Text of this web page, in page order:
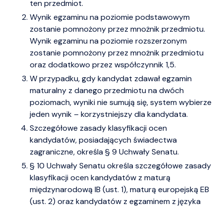
ten przedmiot.
Wynik egzaminu na poziomie podstawowym
zostanie pomnożony przez mnożnik przedmiotu.
Wynik egzaminu na poziomie rozszerzonym
zostanie pomnożony przez mnożnik przedmiotu
oraz dodatkowo przez współczynnik 1,5.
W przypadku, gdy kandydat zdawał egzamin
maturalny z danego przedmiotu na dwóch
poziomach, wyniki nie sumują się, system wybierze
jeden wynik – korzystniejszy dla kandydata.
Szczegółowe zasady klasyfikacji ocen
kandydatów, posiadających świadectwa
zagraniczne, określa § 9 Uchwały Senatu.
§ 10 Uchwały Senatu określa szczegółowe zasady
klasyfikacji ocen kandydatów z maturą
międzynarodową IB (ust. 1), maturą europejską EB
(ust. 2) oraz kandydatów z egzaminem z języka